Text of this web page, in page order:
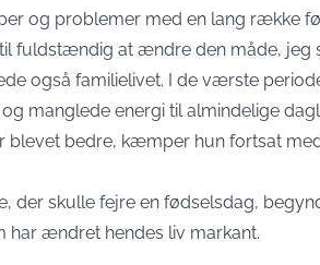
og problemer med en lang række
fuldstændig at ændre den måde, jeg
også familielivet. I de værste
manglede energi til almindelige
blevet bedre, kæmper hun fortsat
der skulle fejre en fødselsdag,
har ændret hendes liv markant.